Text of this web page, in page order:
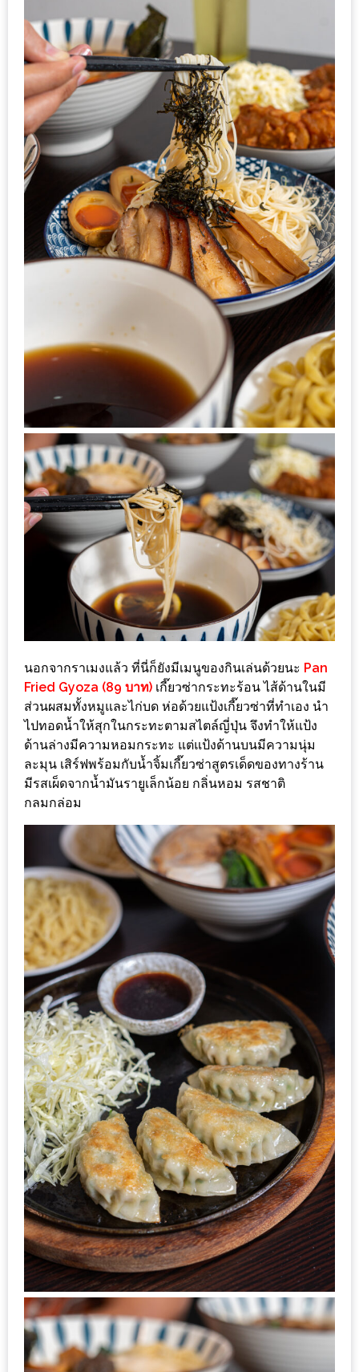
ที่
AIKO
(THE
UP,
RAMA
3)
อาหาร
โดน
ใจ
ภาพ
ใส
งด้วย
G7
โฟน
ที่
เอาใจ
ขา
กิน
โดย
เฉพาะ
อิ่ม
ไม่
กิน
ไม่
ยั้ง
หมู
กระทะ
เผา
เชียงใหม่
งบ
ไม่
บาน
ปลาย
ไม่
เกิน
300
บาท
เกี่ยว
กับ
เว็บ
น้า
อ้วน
ชวน
เจ้าของ
ร้าน
แนะนำ
ร้าน
เพื่อน
นอกจากราเมงแล้ว ที่นี่ก็ยังมีเมนูของกินเล่นด้วยนะ Pan
Fried Gyoza (89 บาท) เกี๊ยวซ่ากระทะร้อน ไส้ด้านในมี
ส่วนผสมทั้งหมูและไก่บด ห่อด้วยแป้งเกี๊ยวซ่าที่ทำเอง นำ
ไปทอดน้ำให้สุกในกระทะตามสไตล์ญี่ปุ่น จึงทำให้แป้ง
ด้านล่างมีความหอมกระทะ แต่แป้งด้านบนมีความนุ่ม
ละมุน เสิร์ฟพร้อมกับน้ำจิ้มเกี๊ยวซ่าสูตรเด็ดของทางร้าน
มีรสเผ็ดจากน้ำมันรายูเล็กน้อย กลิ่นหอม รสชาติ
กลมกล่อม